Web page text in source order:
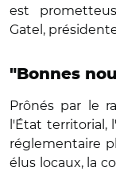
est
Gatel,
"Bonnes
Prônés par le
l'État territorial,
réglementaire
élus locaux, la